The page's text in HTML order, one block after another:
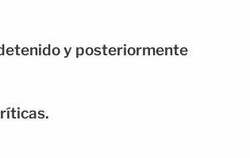
y posteriormente